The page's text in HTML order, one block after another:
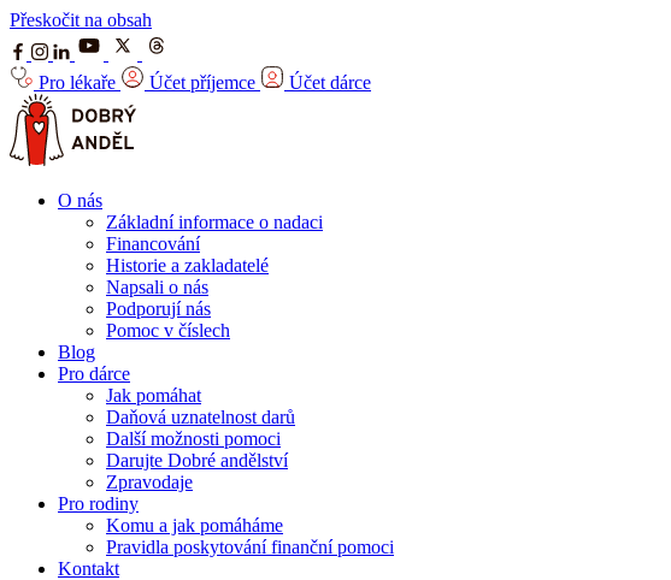
Přeskočit na obsah
Pro lékaře Účet příjemce Účet dárce
O nás
Základní informace o nadaci
Financování
Historie a zakladatelé
Napsali o nás
Podporují nás
Pomoc v číslech
Blog
Pro dárce
Jak pomáhat
Daňová uznatelnost darů
Další možnosti pomoci
Darujte Dobré andělství
Zpravodaje
Pro rodiny
Komu a jak pomáháme
Pravidla poskytování finanční pomoci
Kontakt